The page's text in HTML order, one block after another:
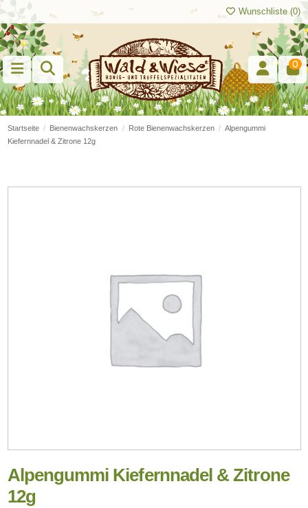
Wunschliste (0)
0
Startseite Bienenwachskerzen Rote Bienenwachskerzen
Alpengummi
Kiefernnadel & Zitrone 12g
Alpengummi Kiefernnadel & Zitrone
12g